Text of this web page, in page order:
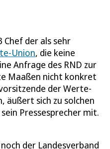
Chef der als sehr
Union, die keine
Anfrage des RND zur
Maaßen nicht konkret
der Werte-
äußert sich zu solchen
Pressesprecher mit.
der Landesverband